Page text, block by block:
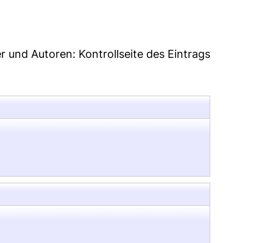
und Autoren: Kontrollseite des Eintrags